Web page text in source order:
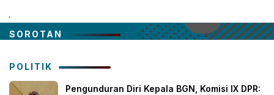
.
SOROTAN
POLITIK
Pengunduran Diri Kepala BGN, Komisi IX DPR: